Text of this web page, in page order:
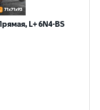
L+ 6N4-BS